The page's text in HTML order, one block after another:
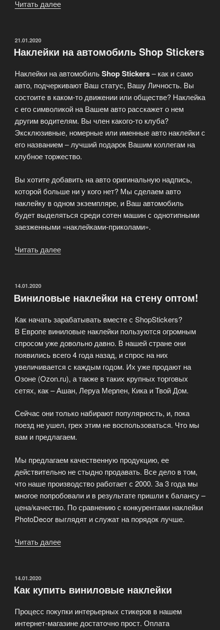
Читать далее
питомцом
авто!»
ОПУБЛИКОВАНО
21.01.2020
Наклейки на автомобиль Shop Stickers
Наклейки на автомобильShop Stickers– как и само
авто, подчеркивают Ваш статус, Вашу Личность. Вы
состоите в каком-то движении или обществе? Наклейка
с его символикой на Вашем авто расскажет о нем
другим водителям. Вы член какого-то клуба?
Эксклюзивные, номерные или именные авто наклейки с
его названием – лучший подарок Вашим коллегам на
клубное торжество.
Вы хотите добавить на авто оригинальную надпись,
которой больше ни у кого нет? Мы сделаем авто
наклейку в одном экземпляре, и Ваш автомобиль
будет выделяться среди сотен машин с однотипными
заезженными «наклейками-приколами».
Читать далее
Stickers»
ОПУБЛИКОВАНО
14.01.2020
Виниловые наклейки на стену оптом!
Как начать зарабатывать вместе с ShopStickers?
В Европе виниловые наклейки пользуются огромным
спросом уже довольно давно. В нашей стране они
появились всего 4 года назад, и спрос на них
увеличивается с каждым годом. Их уже продают на
Озоне (Ozon.ru), а также в таких крупных торговых
сетях, как – Ашан, Леруа Мерлен, Кика и Твой Дом.
Сейчас они только набирают популярность, и, пока
поезд не ушел, грех этим не воспользоваться. Что мы
вам и предлагаем.
Мы предлагаем качественную продукцию, ее
действительно не стыдно продавать. Все дело в том,
что наше производство работает с 2000. За 3 года мы
многое попробовали и в результате пришли к балансу –
цена/качество. По сравнению с конкурентами наклейки
PhotoDecor выглядят и служат на порядок лучше.
Читать далее
оптом!»
ОПУБЛИКОВАНО
14.01.2020
Как купить виниловые наклейки
Процесс покупки интерьерных стикеров в нашем
интернет-магазине достаточно прост. Оплата